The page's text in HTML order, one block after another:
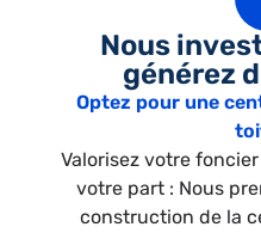
Nous
générez
Optez pour une
Valorisez votre
votre part : Nous
construction de la